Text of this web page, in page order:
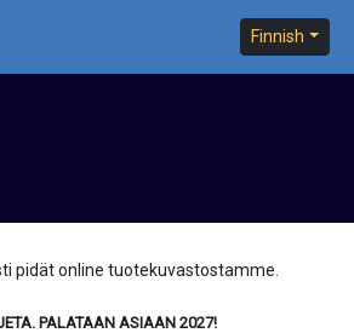
Finnish
pidät online tuotekuvastostamme.
PALATAAN ASIAAN 2027!